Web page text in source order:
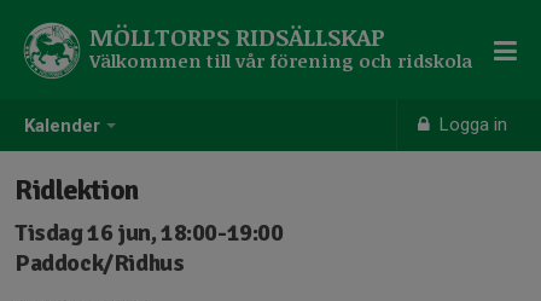
Kalender Logga in
MÖLLTORPS RIDSÄLLSKAP
Välkommen till vår förening och ridskola
Ridlektion
Tisdag 16 jun, 18:00-19:00
Paddock/Ridhus